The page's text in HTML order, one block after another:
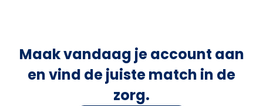
Maak vandaag je account aan
en vind de juiste match in de
zorg.